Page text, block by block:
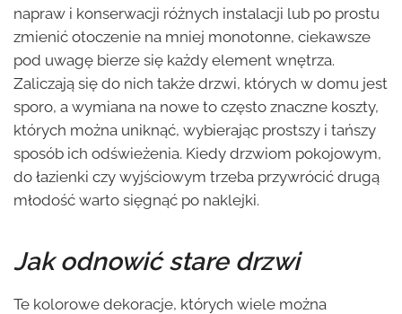
napraw i konserwacji różnych instalacji lub po prostu
zmienić otoczenie na mniej monotonne, ciekawsze
pod uwagę bierze się każdy element wnętrza.
Zaliczają się do nich także drzwi, których w domu jest
sporo, a wymiana na nowe to często znaczne koszty,
których można uniknąć, wybierając prostszy i tańszy
sposób ich odświeżenia. Kiedy drzwiom pokojowym,
do łazienki czy wyjściowym trzeba przywrócić drugą
młodość warto sięgnąć po naklejki.
Jak odnowić stare drzwi
Te kolorowe dekoracje, których wiele można